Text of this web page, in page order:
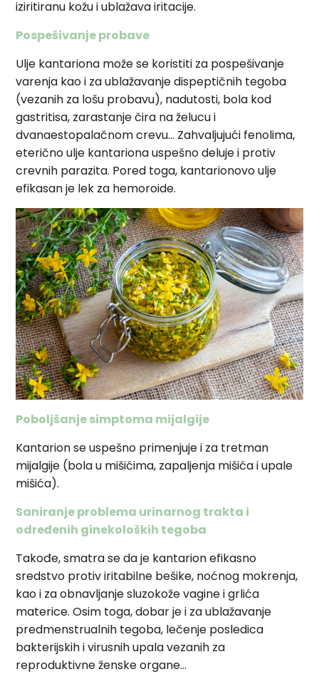
iziritiranu kožu i ublažava iritacije.
Pospešivanje probave
Ulje kantariona može se koristiti za pospešivanje
varenja kao i za ublažavanje dispeptičnih tegoba
(vezanih za lošu probavu), nadutosti, bola kod
gastritisa, zarastanje čira na želucu i
dvanaestopalačnom crevu… Zahvaljujući fenolima,
eterično ulje kantariona uspešno deluje i protiv
crevnih parazita. Pored toga, kantarionovo ulje
efikasan je lek za hemoroide.
Poboljšanje simptoma mijalgije
Kantarion se uspešno primenjuje i za tretman
mijalgije (bola u mišićima, zapaljenja mišića i upale
mišića).
Saniranje problema urinarnog trakta i
određenih ginekoloških tegoba
Takođe, smatra se da je kantarion efikasno
sredstvo protiv iritabilne bešike, noćnog mokrenja,
kao i za obnavljanje sluzokože vagine i grlića
materice. Osim toga, dobar je i za ublažavanje
predmenstrualnih tegoba, lečenje posledica
bakterijskih i virusnih upala vezanih za
reproduktivne ženske organe…